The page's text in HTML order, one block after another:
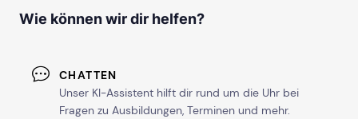
Wie können wir dir helfen?
CHATTEN
Unser KI-Assistent hilft dir rund um die Uhr bei
Fragen zu Ausbildungen, Terminen und mehr.